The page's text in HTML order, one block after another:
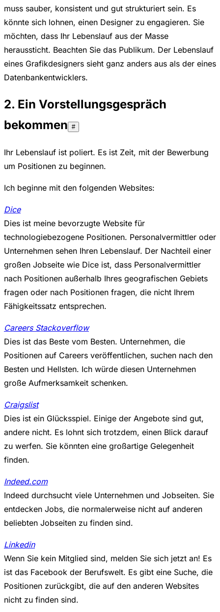
muss sauber, konsistent und gut strukturiert sein. Es
könnte sich lohnen, einen Designer zu engagieren. Sie
möchten, dass Ihr Lebenslauf aus der Masse
heraussticht. Beachten Sie das Publikum. Der Lebenslauf
eines Grafikdesigners sieht ganz anders aus als der eines
Datenbankentwicklers.
2. Ein Vorstellungsgespräch
bekommen #
Ihr Lebenslauf ist poliert. Es ist Zeit, mit der Bewerbung
um Positionen zu beginnen.
Ich beginne mit den folgenden Websites:
Dice
Dies ist meine bevorzugte Website für
technologiebezogene Positionen. Personalvermittler oder
Unternehmen sehen Ihren Lebenslauf. Der Nachteil einer
großen Jobseite wie Dice ist, dass Personalvermittler
nach Positionen außerhalb Ihres geografischen Gebiets
fragen oder nach Positionen fragen, die nicht Ihrem
Fähigkeitssatz entsprechen.
Careers Stackoverflow
Dies ist das Beste vom Besten. Unternehmen, die
Positionen auf Careers veröffentlichen, suchen nach den
Besten und Hellsten. Ich würde diesen Unternehmen
große Aufmerksamkeit schenken.
Craigslist
Dies ist ein Glücksspiel. Einige der Angebote sind gut,
andere nicht. Es lohnt sich trotzdem, einen Blick darauf
zu werfen. Sie könnten eine großartige Gelegenheit
finden.
Indeed.com
Indeed durchsucht viele Unternehmen und Jobseiten. Sie
entdecken Jobs, die normalerweise nicht auf anderen
beliebten Jobseiten zu finden sind.
Linkedin
Wenn Sie kein Mitglied sind, melden Sie sich jetzt an! Es
ist das Facebook der Berufswelt. Es gibt eine Suche, die
Positionen zurückgibt, die auf den anderen Websites
nicht zu finden sind.